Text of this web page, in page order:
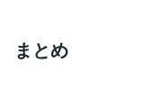
まとめ